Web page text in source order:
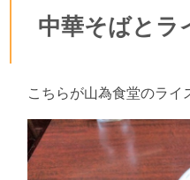
中華そばとラ
こちらが山為食堂のライ